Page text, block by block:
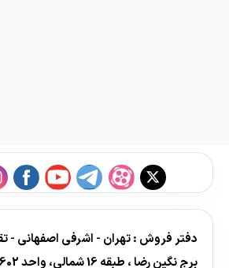
دفتر فروش : تهران - اشرفی اصفهانی -
برج نگین رضا ، طبقه 16 شمالی، واحد 1602